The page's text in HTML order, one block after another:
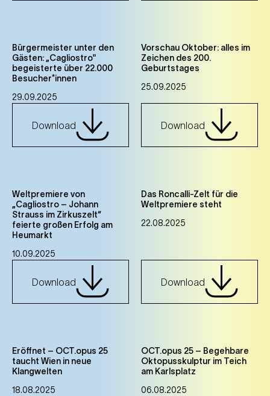
Bürgermeister unter den
Gästen: „Cagliostro"
begeisterte über 22.000
Besucher*innen
29.09.2025
Download
Vorschau Oktober: alles im
Zeichen des 200.
Geburtstages
25.09.2025
Download
Weltpremiere von
„Cagliostro – Johann
Strauss im Zirkuszelt“
feierte großen Erfolg am
Heumarkt
10.09.2025
Download
Das Roncalli-Zelt für die
Weltpremiere steht
22.08.2025
Download
Eröffnet – OCT.opus 25
taucht Wien in neue
Klangwelten
18.08.2025
OCT.opus 25 – Begehbare
Oktopusskulptur im Teich
am Karlsplatz
06.08.2025